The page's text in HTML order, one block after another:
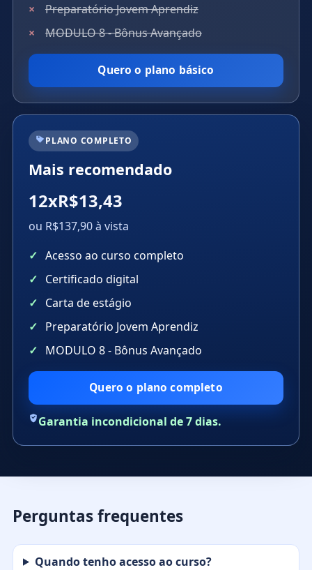
Preparatório Jovem Aprendiz
MODULO 8 - Bônus Avançado
Quero o plano básico
PLANO COMPLETO
Mais recomendado
12xR$13,43
ou R$137,90 à vista
Acesso ao curso completo
Certificado digital
Carta de estágio
Preparatório Jovem Aprendiz
MODULO 8 - Bônus Avançado
Quero o plano completo
Garantia incondicional de 7 dias.
Perguntas frequentes
Quando tenho acesso ao curso?